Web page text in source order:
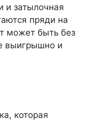
и затылочная
пряди на
может быть без
выигрышно и
которая